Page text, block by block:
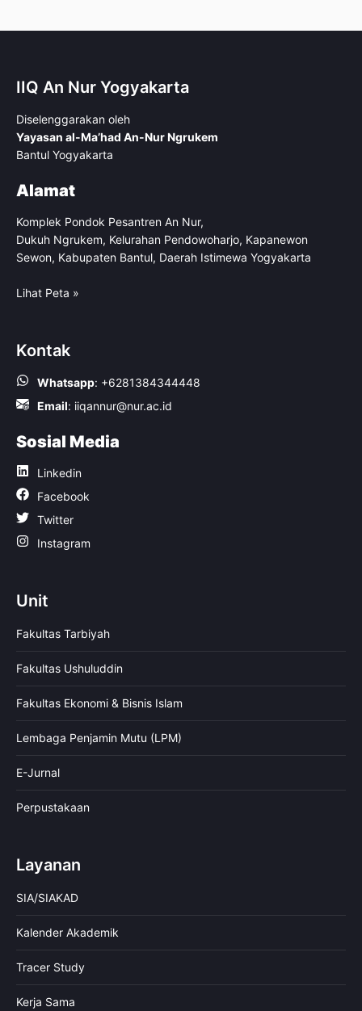
IIQ An Nur Yogyakarta
Diselenggarakan oleh
Yayasan al-Ma’had An-Nur Ngrukem
Bantul Yogyakarta
Alamat
Komplek Pondok Pesantren An Nur,
Dukuh Ngrukem, Kelurahan Pendowoharjo, Kapanewon
Sewon, Kabupaten Bantul, Daerah Istimewa Yogyakarta
Lihat Peta »
Kontak
Whatsapp: +6281384344448
Email: iiqannur@nur.ac.id
Sosial Media
Linkedin
Facebook
Twitter
Instagram
Unit
Fakultas Tarbiyah
Fakultas Ushuluddin
Fakultas Ekonomi & Bisnis Islam
Lembaga Penjamin Mutu (LPM)
E-Jurnal
Perpustakaan
Layanan
SIA/SIAKAD
Kalender Akademik
Tracer Study
Kerja Sama